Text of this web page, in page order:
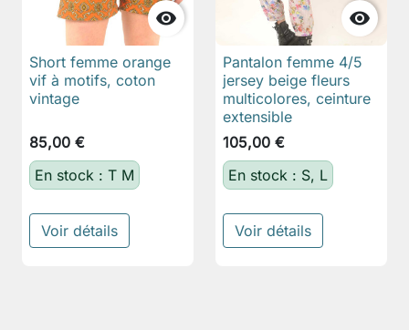

Short femme orange
vif à motifs, coton
vintage
85,00 €
En stock : T M
Voir détails

Pantalon femme 4/5
jersey beige fleurs
multicolores, ceinture
extensible
105,00 €
En stock : S, L
Voir détails